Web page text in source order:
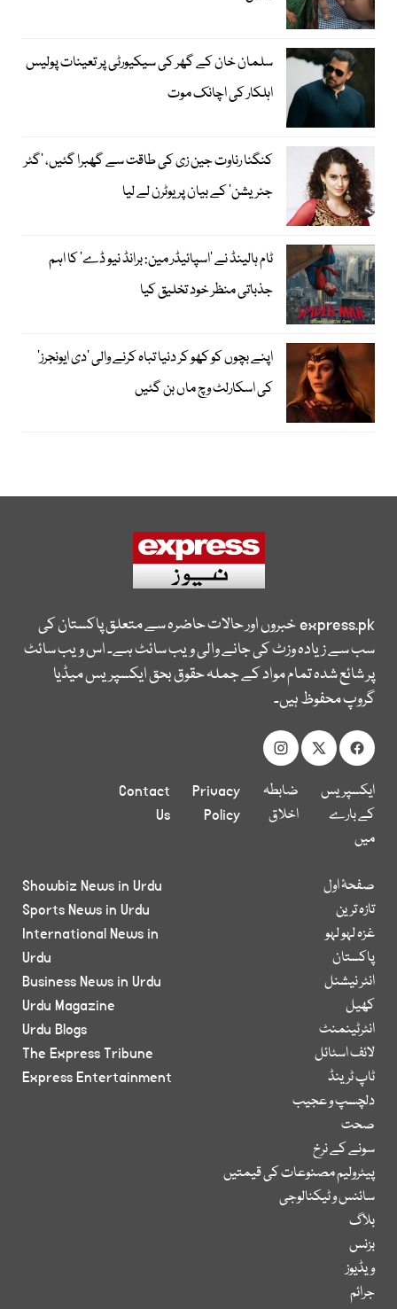
سلمان خان کے گھر کی سیکیورٹی پر تعینات پولیس
اہلکار کی اچانک موت
کنگنا رناوت جین زی کی طاقت سے گھبرا گئیں، ’گٹر
جنریشن‘ کے بیان پر یوٹرن لے لیا
ٹام ہالینڈ نے ’اسپائیڈر مین: برانڈ نیو ڈے‘ کا اہم
جذباتی منظر خود تخلیق کیا
اپنے بچوں کو کھو کر دنیا تباہ کرنے والی ’دی ایونجرز‘
کی اسکارلٹ وچ ماں بن گئیں
express.pkخبروں اور حالات حاضرہ سے متعلق پاکستان کی
سب سے زیادہ وزٹ کی جانے والی ویب سائٹ ہے۔ اس ویب سائٹ
پر شائع شدہ تمام مواد کے جملہ حقوق بحق ایکسپریس میڈیا
گروپ محفوظ ہیں۔
ایکسپریس
کے بارے
میں
ضابطہ
اخلاق
Privacy
Policy
Contact
Us
صفحۂ اول
تازہ ترین
غزہ لہو لہو
پاکستان
انٹر نیشنل
کھیل
انٹرٹینمنٹ
لائف اسٹائل
ٹاپ ٹرینڈ
دلچسپ و عجیب
صحت
سونے کے نرخ
پیٹرولیم مصنوعات کی قیمتیں
سائنس و ٹیکنالوجی
بلاگ
بزنس
ویڈیوز
جرائم
Showbiz News in Urdu
Sports News in Urdu
International News in
Urdu
Business News in Urdu
Urdu Magazine
Urdu Blogs
The Express Tribune
Express Entertainment